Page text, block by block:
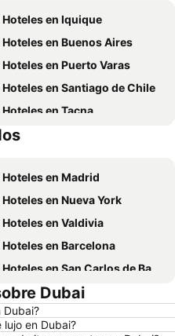
Hoteles en Iquique
Hoteles en Buenos Aires
Hoteles en Puerto Varas
Hoteles en Santiago de Chile
Hoteles en Tacna
Hoteles en Curazao
Hoteles en Madrid
Hoteles en Nueva York
Hoteles en Valdivia
Hoteles en Barcelona
Hoteles en San Carlos de Bariloche
Hoteles en Pucón
Hoteles en Puerto Montt
Dubai
Dubai?
lujo en Dubai?